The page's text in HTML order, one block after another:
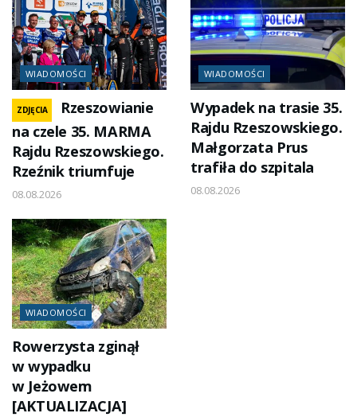
WIADOMOŚCI
ZDJĘCIA
Rzeszowianie
na czele 35. MARMA
Rajdu Rzeszowskiego.
Rzeźnik triumfuje
08.08.2026
WIADOMOŚCI
Wypadek na trasie 35.
Rajdu Rzeszowskiego.
Małgorzata Prus
trafiła do szpitala
08.08.2026
WIADOMOŚCI
Rowerzysta zginął
w wypadku
w Jeżowem
[AKTUALIZACJA]